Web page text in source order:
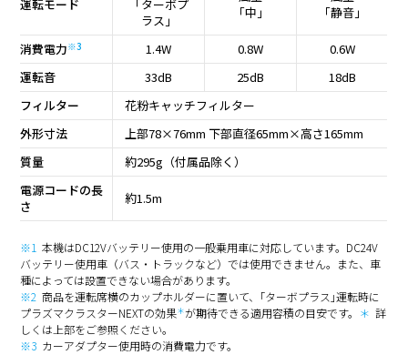
運転モード
「ターボプ
ラス」
「中」
「静音」
消費電力※3 1.4W 0.8W
0.6W
運転音
33dB 25dB
18dB
フィルター
花粉キャッチフィルター
外形寸法
上部78×76mm 下部直径65mm×高さ165mm
質量
約295g（付属品除く）
電源コードの長
さ
約1.5m
※1 本機はDC12Vバッテリー使用の一般乗用車に対応しています。DC24V
バッテリー使用車（バス・トラックなど）では使用できません。また、車
種によっては設置できない場合があります。
※2 商品を運転席横のカップホルダーに置いて、｢ターボプラス｣運転時に
プラズマクラスターNEXTの効果＊が期待できる適用容積の目安です。 ＊ 詳
しくは上部をご参照ください。
※3 カーアダプター使用時の消費電力です。